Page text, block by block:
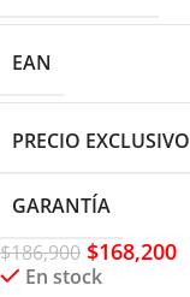
EAN
PRECIO EXCLUSIVO
GARANTÍA
$186,900 $168,200
En stock